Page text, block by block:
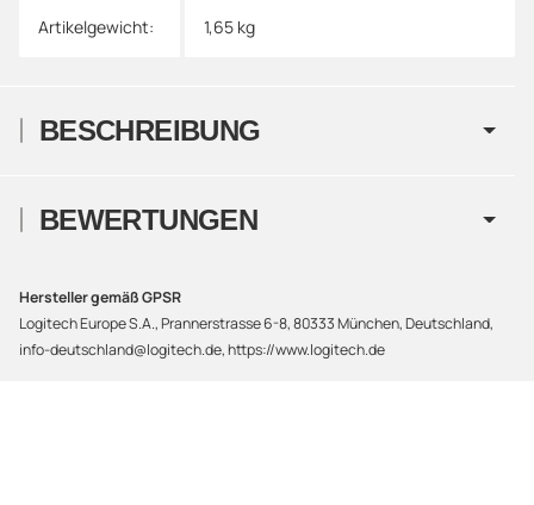
Artikelgewicht: 1,65 kg
BESCHREIBUNG
BEWERTUNGEN
Hersteller gemäß GPSR
Logitech Europe S.A., Prannerstrasse 6-8, 80333 München, Deutschland,
info-deutschland@logitech.de, https://www.logitech.de